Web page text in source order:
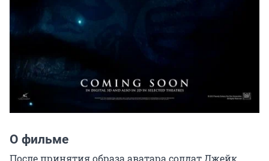
О фильме